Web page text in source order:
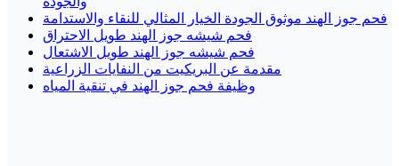
فحم جوز الهند موثوق الجودة الخيار المثالي للنقاء والاستدامة
فحم شيشه جوز الهند طويل الاحتراق
فحم شيشه جوز الهند طويل الاشتعال
مقدمة عن البريكيت من النفايات الزراعية
وظيفة فحم جوز الهند في تنقية المياه